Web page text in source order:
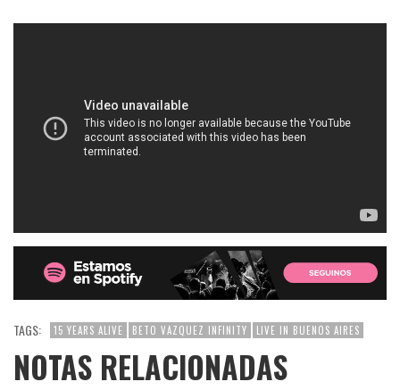
TAGS: 15 YEARS ALIVE BETO VAZQUEZ INFINITY LIVE IN BUENOS AIRES
NOTAS RELACIONADAS